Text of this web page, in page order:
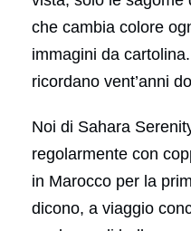
che cambia colore
immagini da
ricordano vent’anni
Noi di Sahara
regolarmente con
in Marocco per la
dicono, a viaggio